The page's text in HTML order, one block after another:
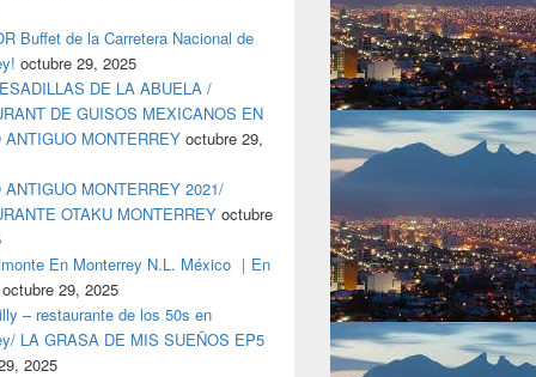
Buffet de la Carretera Nacional de
octubre 29, 2025
DE LA ABUELA /
DE GUISOS MEXICANOS EN
ANTIGUO MONTERREY octubre 29,
ANTIGUO MONTERREY 2021/
OTAKU MONTERREY octubre
En Monterrey N.L. México ｜En
octubre 29, 2025
– restaurante de los 50s en
LA GRASA DE MIS SUEÑOS EP5
2025